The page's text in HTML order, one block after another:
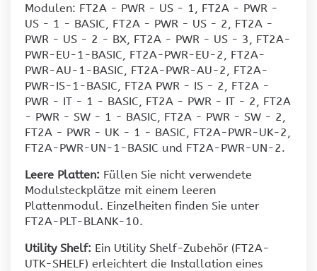
Modulen: FT2A - PWR - US - 1, FT2A - PWR -
US - 1 - BASIC, FT2A - PWR - US - 2, FT2A -
PWR - US - 2 - BX, FT2A - PWR - US - 3, FT2A-
PWR-EU-1-BASIC, FT2A-PWR-EU-2, FT2A-
PWR-AU-1-BASIC, FT2A-PWR-AU-2, FT2A-
PWR-IS-1-BASIC, FT2A PWR - IS - 2, FT2A -
PWR - IT - 1 - BASIC, FT2A - PWR - IT - 2, FT2A
- PWR - SW - 1 - BASIC, FT2A - PWR - SW - 2,
FT2A - PWR - UK - 1 - BASIC, FT2A-PWR-UK-2,
FT2A-PWR-UN-1-BASIC und FT2A-PWR-UN-2.
Leere Platten: Füllen Sie nicht verwendete
Modulsteckplätze mit einem leeren
Plattenmodul. Einzelheiten finden Sie unter
FT2A-PLT-BLANK-10.
Utility Shelf: Ein Utility Shelf-Zubehör (FT2A-
UTK-SHELF) erleichtert die Installation eines